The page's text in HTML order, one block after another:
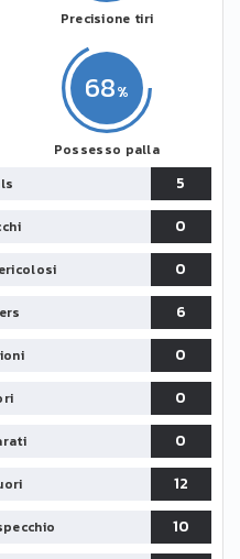
68
Possesso palla
Precisione tiri
5
0
0
6
0
0
0
12
10